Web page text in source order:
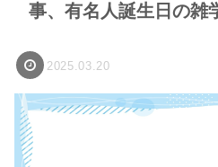
事、有名人誕生日の雑
2025.03.20